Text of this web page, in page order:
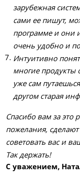
зарубежная
сами ее пишут,
программе и они
очень удобно и
Интуитивно
многие продукты
уже сам
другом старая
Спасибо вам за это
пожелания,
советовать вас и
Так держать!
С уважением,